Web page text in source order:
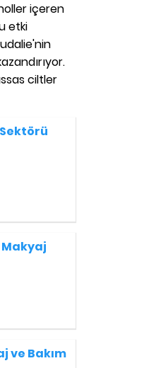
içeren
etki
ciltler
Makyaj
ve Bakım